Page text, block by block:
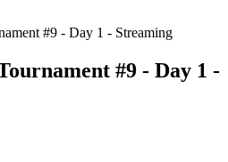
#9 - Day 1 - Streaming
#9 - Day 1 -